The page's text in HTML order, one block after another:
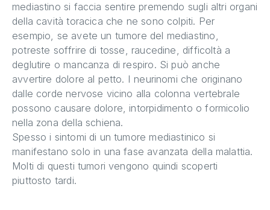
mediastino si faccia sentire premendo sugli altri organi
della cavità toracica che ne sono colpiti. Per
esempio, se avete un tumore del mediastino,
potreste soffrire di tosse, raucedine, difficoltà a
deglutire o mancanza di respiro. Si può anche
avvertire dolore al petto. I neurinomi che originano
dalle corde nervose vicino alla colonna vertebrale
possono causare dolore, intorpidimento o formicolio
nella zona della schiena.
Spesso i sintomi di un tumore mediastinico si
manifestano solo in una fase avanzata della malattia.
Molti di questi tumori vengono quindi scoperti
piuttosto tardi.